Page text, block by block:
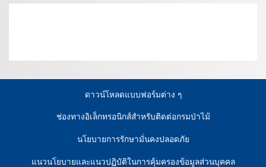
ดาวน์โหลดแบบฟอร์มต่าง ๆ
ช่องทางอิเล็กทรอนิกส์สำหรับติดต่อกรมป่าไม้
นโยบายการรักษามั่นคงปลอดภัย
แนวนโยบายและแนวปฏิบัติในการคุ้มครองข้อมูลส่วนบุคคล